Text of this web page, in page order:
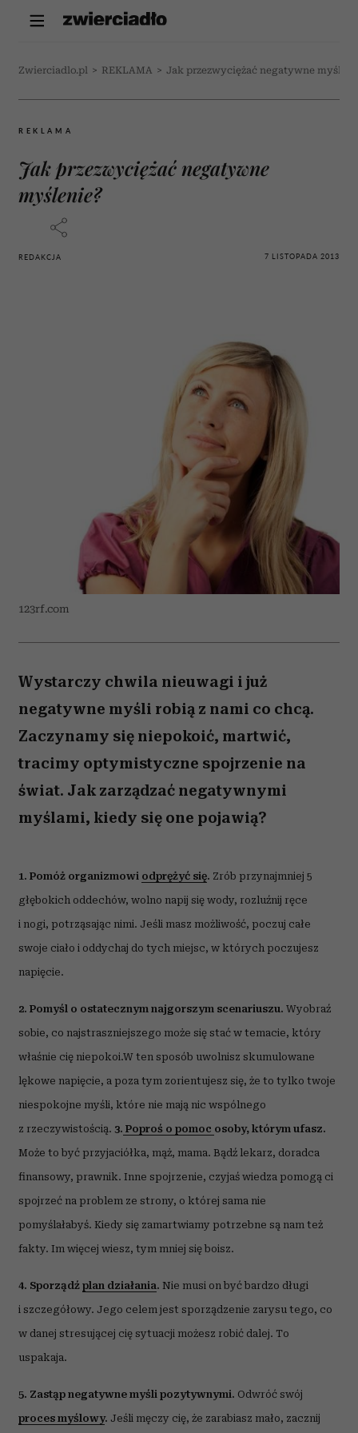
Zwierciadlo.pl > REKLAMA > Jak przezwyciężać negatywne
REKLAMA
Jak przezwyciężać negatywne
myślenie?
REDAKCJA 7 LISTOPADA 2013
123rf.com
Wystarczy chwila nieuwagi i już
negatywne myśli robią z nami co chcą.
Zaczynamy się niepokoić, martwić,
tracimy optymistyczne spojrzenie na
świat. Jak zarządzać negatywnymi
myślami, kiedy się one pojawią?
1. Pomóż organizmowi odprężyć się. Zrób przynajmniej 5
głębokich oddechów, wolno napij się wody, rozluźnij ręce
i nogi, potrząsając nimi. Jeśli masz możliwość, poczuj całe
swoje ciało i oddychaj do tych miejsc, w których poczujesz
napięcie.
2. Pomyśl o ostatecznym najgorszym scenariuszu. Wyobraź
sobie, co najstraszniejszego może się stać w temacie, który
właśnie cię niepokoi.W ten sposób uwolnisz skumulowane
lękowe napięcie, a poza tym zorientujesz się, że to tylko twoje
niespokojne myśli, które nie mają nic wspólnego
z rzeczywistością. 3. Poproś o pomoc osoby, którym ufasz.
Może to być przyjaciółka, mąż, mama. Bądź lekarz, doradca
finansowy, prawnik. Inne spojrzenie, czyjaś wiedza pomogą ci
spojrzeć na problem ze strony, o której sama nie
pomyślałabyś. Kiedy się zamartwiamy potrzebne są nam też
fakty. Im więcej wiesz, tym mniej się boisz.
4. Sporządź plan działania. Nie musi on być bardzo długi
i szczegółowy. Jego celem jest sporządzenie zarysu tego, co
w danej stresującej cię sytuacji możesz robić dalej. To
uspakaja.
5. Zastąp negatywne myśli pozytywnymi. Odwróć swój
proces myślowy. Jeśli męczy cię, że zarabiasz mało, zacznij